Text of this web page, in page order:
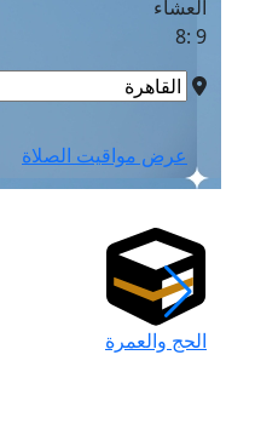
العشاء
9 :8
عرض مواقيت الصلاة
الحج والعمرة